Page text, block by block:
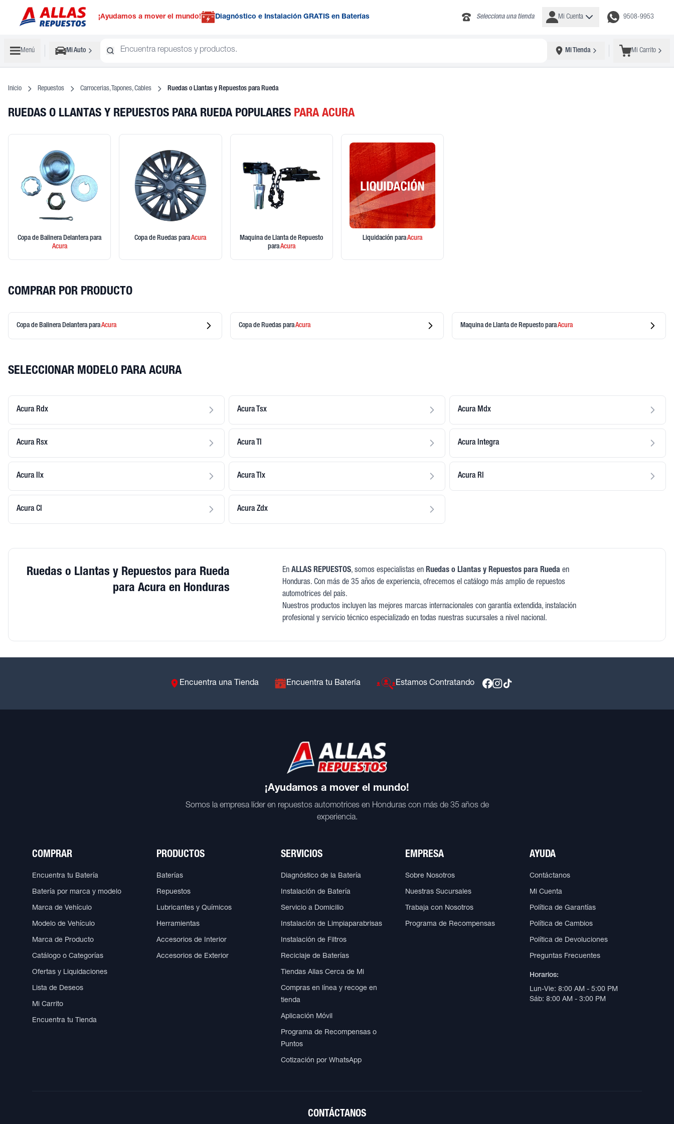
¡Ayudamos a mover el mundo! Diagnóstico e Instalación GRATIS en Baterías Selecciona una tienda Mi Cuenta 9508-9953
Menú Mi Auto Mi Tienda Mi Carrito
Inicio Repuestos Carrocerias, Tapones, Cables Ruedas o Llantas y Repuestos para Rueda
RUEDAS O LLANTAS Y REPUESTOS PARA RUEDA POPULARES PARA ACURA
Copa de Balinera Delantera para
Acura
Copa de Ruedas paraAcura
Maquina de Llanta de Repuesto
paraAcura
Liquidación paraAcura
COMPRAR POR PRODUCTO
Copa de Balinera DelanteraparaAcura Copa de Ruedas paraAcura Maquina de Llanta de RepuestoparaAcura
SELECCIONAR MODELO PARA ACURA
Acura Rdx Acura Tsx Acura Mdx
Acura Rsx Acura Tl Acura Integra
Acura Ilx Acura Tlx Acura Rl
Acura Cl Acura Zdx
Ruedas o Llantas y Repuestos para Rueda
para Acura en Honduras
En ALLAS REPUESTOS, somos especialistas en Ruedas o Llantas y Repuestos para Rueda en
Honduras. Con más de 35 años de experiencia, ofrecemos el catálogo más amplio de repuestos
automotrices del país.
Nuestros productos incluyen las mejores marcas internacionales con garantía extendida, instalación
profesional y servicio técnico especializado en todas nuestras sucursales a nivel nacional.
Encuentra una Tienda Encuentra tu Batería Estamos Contratando
¡Ayudamos a mover el mundo!
Somos la empresa líder en repuestos automotrices en Honduras con más de 35 años de
experiencia.
COMPRAR
Encuentra tu Batería
Batería por marca y modelo
Marca de Vehículo
Modelo de Vehículo
Marca de Producto
Catálogo o Categorías
Ofertas y Liquidaciones
Lista de Deseos
Mi Carrito
Encuentra tu Tienda
PRODUCTOS
Baterías
Repuestos
Lubricantes y Químicos
Herramientas
Accesorios de Interior
Accesorios de Exterior
SERVICIOS
Diagnóstico de la Batería
Instalación de Batería
Servicio a Domicilio
Instalación de Limpiaparabrisas
Instalación de Filtros
Reciclaje de Baterías
Tiendas Allas Cerca de Mi
Compras en línea y recoge en
tienda
Aplicación Móvil
Programa de Recompensas o
Puntos
Cotización por WhatsApp
EMPRESA
Sobre Nosotros
Nuestras Sucursales
Trabaja con Nosotros
Programa de Recompensas
AYUDA
Contáctanos
Mi Cuenta
Política de Garantías
Política de Cambios
Política de Devoluciones
Preguntas Frecuentes
Horarios:
Lun-Vie: 8:00 AM - 5:00 PM
Sáb: 8:00 AM - 3:00 PM
CONTÁCTANOS